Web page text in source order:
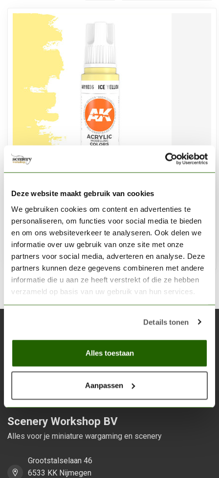
Deze website maakt gebruik van cookies
We gebruiken cookies om content en advertenties te
personaliseren, om functies voor social media te bieden
en om ons websiteverkeer te analyseren. Ook delen we
informatie over uw gebruik van onze site met onze
partners voor social media, adverteren en analyse. Deze
partners kunnen deze gegevens combineren met andere
informatie die u aan ze heeft verstrekt of die ze hebben
verzameld op basis van uw gebruik van hun services.
Details tonen
Alles toestaan
Aanpassen
Ice Yellow Acrylic Modelling Colors - 17ml - AK11036
€2,75
Op voorraad
Blijf op de hoogte over onze laatste acties
Scenery Workshop BV
Alles voor je miniature wargaming en scenery
Grootstalselaan 46
6533 KK Nijmegen